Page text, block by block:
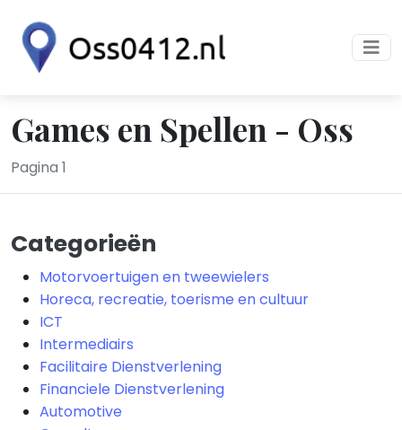
Games en Spellen - Oss
Pagina 1
Categorieën
Motorvoertuigen en tweewielers
Horeca, recreatie, toerisme en cultuur
ICT
Intermediairs
Facilitaire Dienstverlening
Financiele Dienstverlening
Automotive